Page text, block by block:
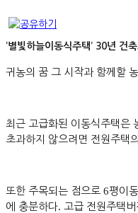
‘별빛하늘이동식주택’ 30년 건
귀농의 꿈 그 시작과 함께할
최근 고급화된 이동식주택은
초과하지 않으려면 전원주택
또한 주목되는 점으로 6평이
에 충분하다. 고급 전원주택